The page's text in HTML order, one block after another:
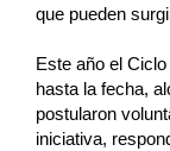
que pueden
Este año el
hasta la fecha,
postularon
iniciativa,